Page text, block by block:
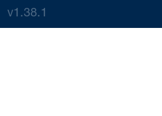
v1.38.1